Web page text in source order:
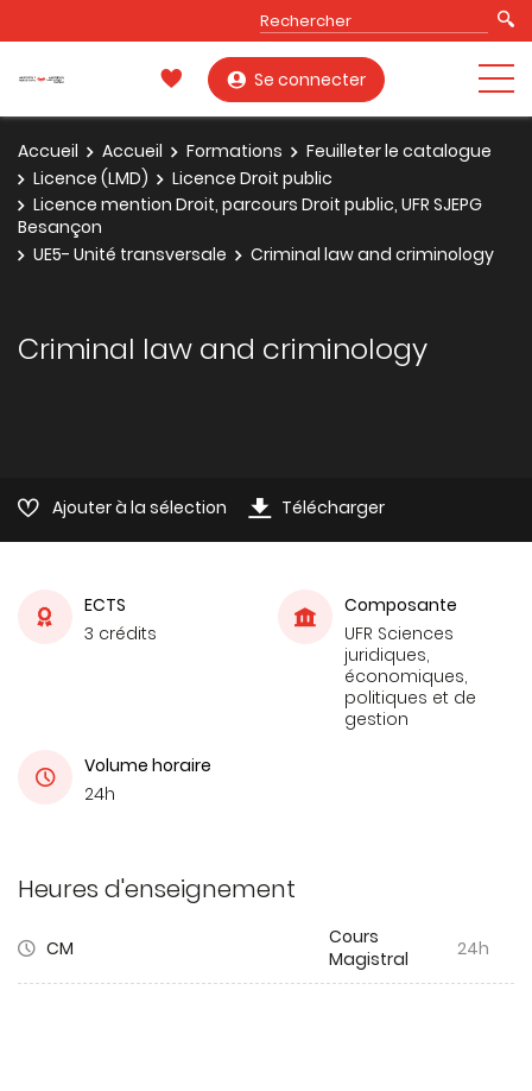
Se connecter
Accueil Accueil Formations
Feuilleter le catalogue
Licence (LMD)
Licence Droit public
Licence mention Droit, parcours Droit public, UFR SJEPG
Besançon
UE5- Unité transversale
Criminal law and criminology
Criminal law and criminology
Ajouter à la sélection Télécharger
ECTS
3 crédits
Composante
UFR Sciences
juridiques,
économiques,
politiques et de
gestion
Volume horaire
24h
Heures d'enseignement
CM
Cours
Magistral
24h